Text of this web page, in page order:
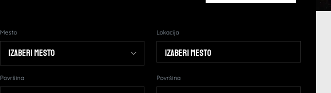
Mesto Lokacija
Izaberi mesto
Površina Površina